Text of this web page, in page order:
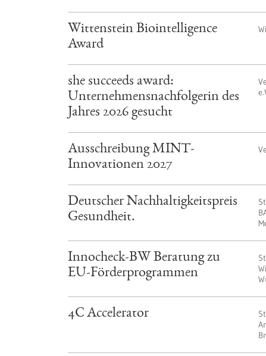
Wittenstein Biointelligence
Award
she succeeds award:
Unternehmensnachfolgerin des
Jahres 2026 gesucht
Ausschreibung MINT-
Innovationen 2027
Deutscher Nachhaltigkeitspreis
Gesundheit.
Innocheck-BW Beratung zu
EU-Förderprogrammen
4C Accelerator